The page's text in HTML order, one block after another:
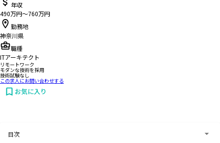
年収
490万円〜760万円
勤務地
神奈川県
職種
ITアーキテクト
リモートワーク
モダンな技術を採用
技術試験なし
この求人にお問い合わせする
お気に入り
目次